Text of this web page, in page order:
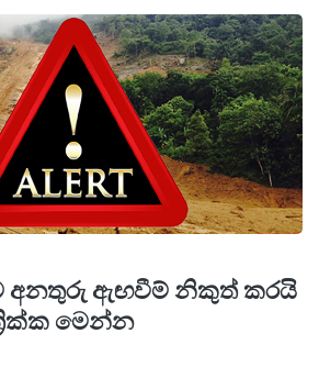
අනතුරු ඇඟවීම් නිකුත් කරයි
මෙන්න